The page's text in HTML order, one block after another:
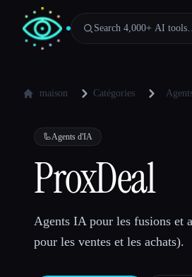
Search 4,000+ AI
maison Catégories
🦾Agents d'IA
ProxDeal
Agents IA pour les fusions et
pour les ventes et les achats).